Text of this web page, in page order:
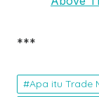
***
Apa itu Trade